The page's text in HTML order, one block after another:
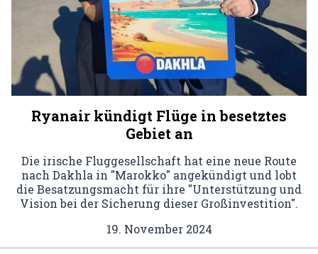
Ryanair kündigt Flüge in besetztes
Gebiet an
Die irische Fluggesellschaft hat eine neue Route
nach Dakhla in "Marokko" angekündigt und lobt
die Besatzungsmacht für ihre "Unterstützung und
Vision bei der Sicherung dieser Großinvestition".
19. November 2024